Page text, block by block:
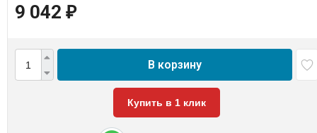
9 042 ₽
В корзину
Купить в 1 клик